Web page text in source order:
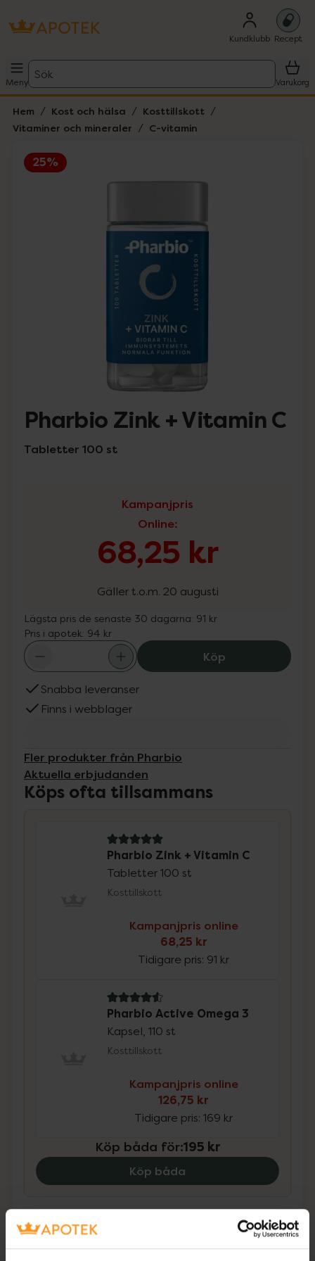
Kundklubb Recept
Meny
Sök
Varukorg
Hem Kost och hälsa
Kosttillskott
Vitaminer och mineraler
C-vitamin
25%
Pharbio Zink + Vitamin C
Tabletter 100 st
Kampanjpris
Online:
68,25 kr
Gäller t.o.m. 20 augusti
Lägsta pris de senaste 30 dagarna: 91 kr
Pris i apotek: 94 kr
KöpPharbio Zink +
Snabba leveranser
Finns i webblager
Fler produkter från Pharbio
Aktuella erbjudanden
Köps ofta tillsammans
5 av 5 i omdöme
Pharbio Zink + Vitamin C
Tabletter 100 st
Kosttillskott
Kampanjpris online
68,25 kr
Tidigare pris: 91 kr
4.6 av 5 i omdöme
Pharbio Active Omega 3
Kapsel, 110 st
Kosttillskott
Kampanjpris online
126,75 kr
Tidigare pris:169 kr
Köp båda för:195 kr
Köp båda
Beskrivning Dölj